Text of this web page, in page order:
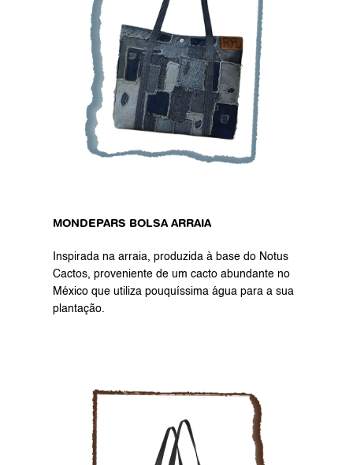
MONDEPARS BOLSA ARRAIA
Inspirada na arraia, produzida à base do Notus
Cactos, proveniente de um cacto abundante no
México que utiliza pouquíssima água para a sua
plantação.